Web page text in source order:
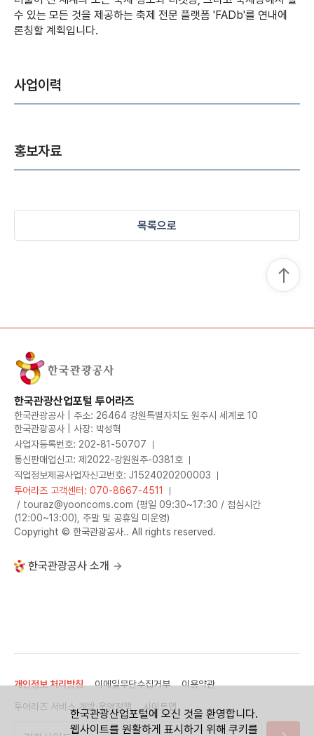
수 있는 모든 것을 제공하는 축제 전문 플랫폼 'FADb'를 연내에
론칭할 계획입니다.
사업이력
홍보자료
목록으로
한국관광산업포털 투어라즈
한국관광공사 | 주소: 26464 강원특별자치도 원주시 세계로 10
한국관광공사 | 사장: 박성혁
사업자등록번호: 202-81-50707
통신판매업신고: 제2022-강원원주-0381호
직업정보제공사업자신고번호: J1524020200003
투어라즈 고객센터: 070-8667-4511
/ touraz@yooncoms.com (평일 09:30~17:30 / 점심시간
(12:00~13:00), 주말 및 공휴일 미운영)
Copyright © 한국관광공사.. All rights reserved.
한국관광공사 소개
개인정보 처리방침 이메일무단수집거부
이용약관
투어라즈 서비스 개방·운영정책
사이트맵
한국관광산업포털에 오신 것을 환영합니다.
웹사이트를 원활하게 표시하기 위해 쿠키를